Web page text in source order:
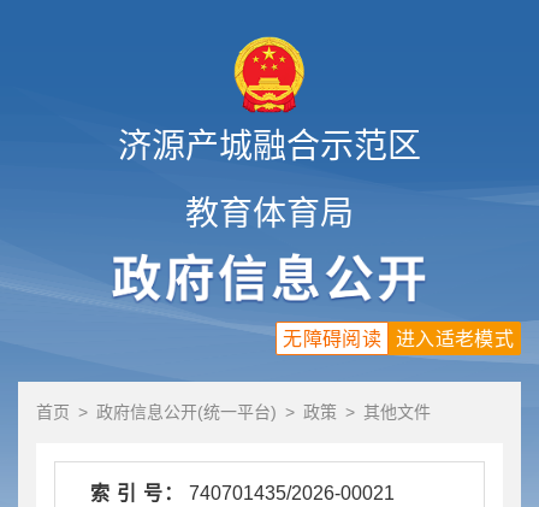
济源产城融合示范区
教育体育局
进入适老模式
无障碍阅读
首页 > 政府信息公开(统一平台) > 政策 > 其他文件
索 引 号：
740701435/2026-00021